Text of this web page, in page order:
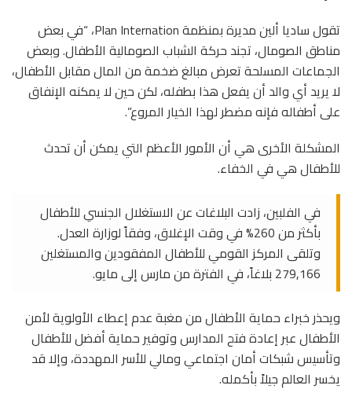
تقول ساديا ألين مديرة بمنظمة Plan Internation، “في بعض
مناطق الصومال، تجند حركة الشباب الصومالية الأطفال. وبعض
الجماعات المسلحة تعرض مبالغ ضخمة من المال مقابل الأطفال،
لا يريد أي والد أن يفعل هذا بطفله، لكن حين لا يمكنه الإنفاق
على أطفاله فإنه مضطر لهذا الخيار المروع”.
المشكلة الأخرى هي أن الأمور الأعظم التي يمكن أن تحدث
للأطفال هي في الخفاء.
في الفلبين، زادت البلاغات عن الاستغلال الجنسي للأطفال
بأكثر من 260% في وقت الإغلاق، وفقاً لوزارة العدل.
وتلقى المركز القومي للأطفال المفقودين والمستغلين
279,166 بلاغاً، في الفترة من مارس إلى مايو.
ويحذر خبراء حماية الأطفال من مغبة عدم إعطاء الأولوية لأمن
الأطفال عبر إعادة فتح المدارس وتوفير حماية أفضل للأطفال
وتأسيس شبكات أمان اجتماعي ومالي للأسر المهددة، وإلا قد
يخسر العالم جيلاً بأكمله.